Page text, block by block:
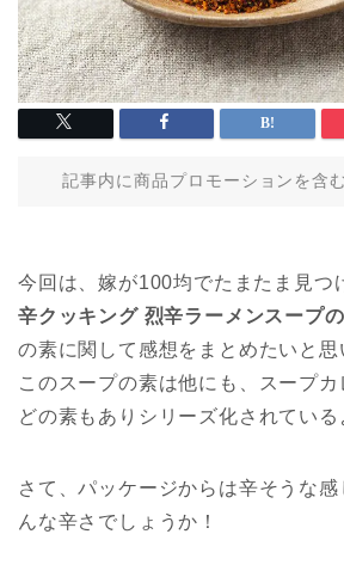
記事内に商品プロモーションを含
今回は、嫁が100均でたまたま見つ
辛クッキング 烈辛ラーメンスープ
の素に関して感想をまとめたいと思
このスープの素は他にも、スープ
どの素もありシリーズ化されている
さて、パッケージからは辛そうな
んな辛さでしょうか！